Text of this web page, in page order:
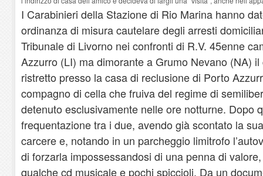
I Carabinieri della Stazione di Rio Marina hanno
ordinanza di misura cautelare degli arresti
Tribunale di Livorno nei confronti di R.V. 45enne
Azzurro (LI) ma dimorante a Grumo Nevano (NA)
ristretto presso la casa di reclusione di Porto
compagno di cella che fruiva del regime di
detenuto esclusivamente nelle ore notturne. Dopo
frequentazione tra i due, avendo già scontato la
carcere e, notando in un parcheggio limitrofo
di forzarla impossessandosi di una penna di
qualche cd musicale e pochi spiccioli. Da un